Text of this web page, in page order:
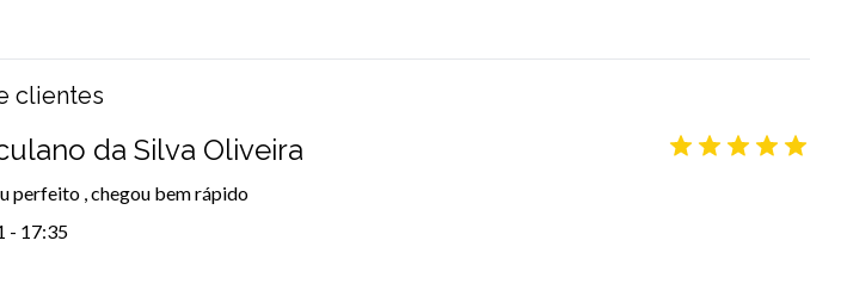
clientes
da Silva Oliveira
perfeito , chegou bem rápido
- 17:35